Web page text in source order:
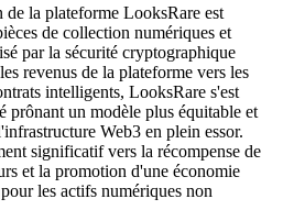
la plateforme LooksRare est
de collection numériques et
par la sécurité cryptographique
revenus de la plateforme vers les
intelligents, LooksRare s'est
prônant un modèle plus équitable et
Web3 en plein essor.
significatif vers la récompense de
et la promotion d'une économie
les actifs numériques non